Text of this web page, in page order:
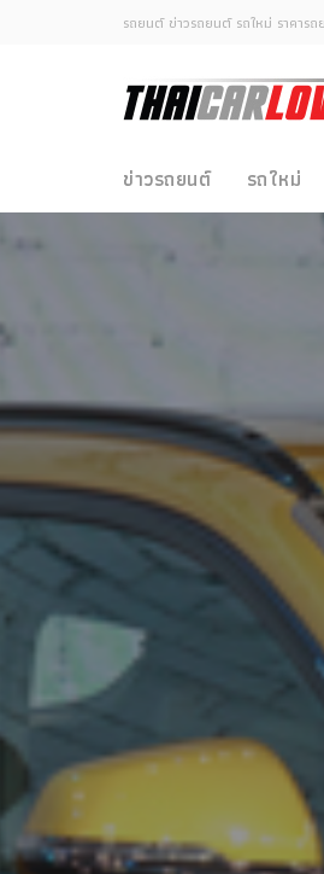
รถยนต์ ข่าวรถยนต์ รถใหม่ ราคา
ข่าวรถยนต์ รถใหม่